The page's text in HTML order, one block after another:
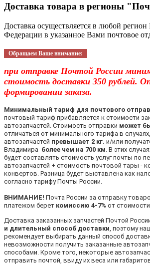
Доставка товара в регионы
Доставка осуществляется в любой регион
Федерации в указанное Вами почтовое
Обращаем Ваше внимание:
при отправке Почтой России
стоимость доставки 350 рублей.
формировании заказа.
Минимальный тариф для почтового
почтовый тариф прибавляется к стоимости
автозапчастей. Стоимость отправки может
отличаться от минимального тарифа в
автозапчастей превышает 2 кг. и/или
Владимира более чем на 700 км . В этих
будет составлять стоимость услуг почты по
автозапчастей + стоимость почтовой тары -
конвертов. Разница будет выставлена как
согласно тарифу Почты России.
ВНИМАНИЕ! Почта России за отправку
платежом берет комиссию 4-7% от
Доставка заказанных запчастей Почтой
и длительный способ доставки , поэтому
рекомендует выбирать данный способ
невозможности получить заказанные
способами. Кроме того, некоторые
отправить почтой, ввиду их веса или